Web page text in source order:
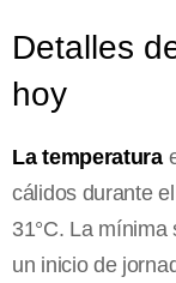
Detalles
hoy
La temperatura
cálidos durante
31°C. La mínima
un inicio de